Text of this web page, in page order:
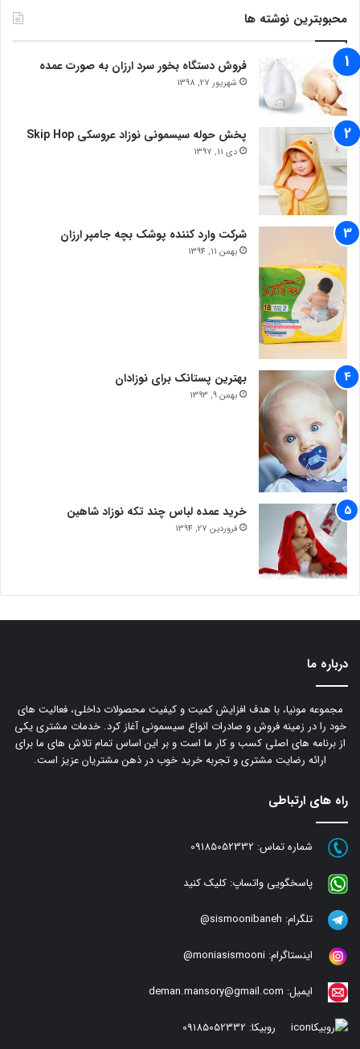
محبوبترین نوشته ها
فروش دستگاه بخور سرد ارزان به صورت عمده
شهریور 27, 1398
پخش حوله سیسمونی نوزاد عروسکی Skip Hop
دی 11, 1397
شرکت وارد کننده پوشک بچه جامپر ارزان
بهمن 11, 1394
بهترین پستانک برای نوزادان
بهمن 9, 1393
خرید عمده لباس چند تکه نوزاد شاهین
فروردین 27, 1394
درباره ما
مجموعه مونیا، با هدف افزایش کمیت و کیفیت محصولات داخلی، فعالیت های
خود را در زمینه فروش و صادرات انواع سیسمونی آغاز کرد. خدمات مشتری یکی
از برنامه های اصلی کسب و کار ما است و بر این اساس تمام تلاش های ما برای
ارائه رضایت مشتری و تجربه خرید خوب در ذهن مشتریان عزیز است.
راه های ارتباطی
شماره تماس: 09185052332
پاسخگویی واتساپ: کلیک کنید
تلگرام: sismoonibaneh@
اینستاگرام: moniasismooni@
ایمیل: deman.mansory@gmail.com
روبیکا: 09185052332